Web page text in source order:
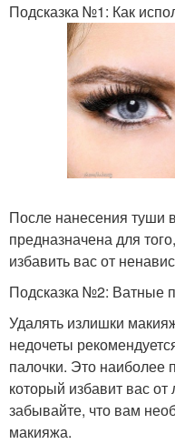
Подсказка №1: Как
После нанесения туши
предназначена для
избавить вас от
Подсказка №2: Ватные
Удалять излишки
недочеты
палочки. Это наиболее
который избавит вас
забывайте, что вам
макияжа.